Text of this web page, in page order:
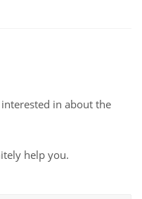
in about the
help you.